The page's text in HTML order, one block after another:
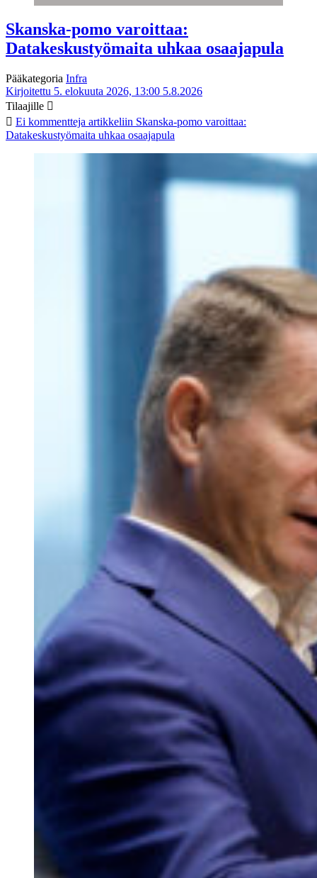
Skanska-pomo varoittaa:
Datakeskustyömaita uhkaa osaajapula
Pääkategoria Infra
Kirjoitettu 5. elokuuta 2026, 13:00 5.8.2026
Tilaajille
Ei kommentteja artikkeliin Skanska-pomo varoittaa:
Datakeskustyömaita uhkaa osaajapula